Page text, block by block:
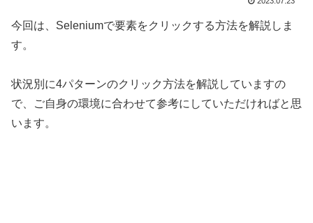
今回は、Seleniumで要素をクリックする方法を解説しま
す。
状況別に4パターンのクリック方法を解説していますの
で、ご自身の環境に合わせて参考にしていただければと思
います。